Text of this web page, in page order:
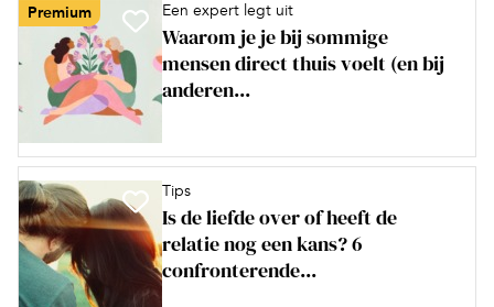
Premium Een expert legt uit
Waarom je je bij sommige
mensen direct thuis voelt (en bij
anderen...
Tips
Is de liefde over of heeft de
relatie nog een kans? 6
confronterende...